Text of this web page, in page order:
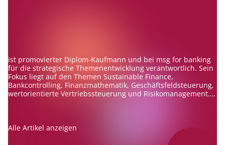
ist promovierter Diplom-Kaufmann und bei msg for banking
für die strategische Themenentwicklung verantwortlich. Sein
Fokus liegt auf den Themen Sustainable Finance,
Bankcontrolling, Finanzmathematik, Geschäftsfeldsteuerung,
wertorientierte Vertriebssteuerung und Risikomanagement.
Alle Artikel anzeigen